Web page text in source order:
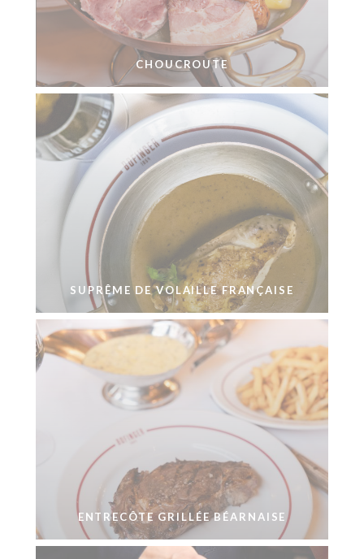
CHOUCROUTE
SUPRÊME DE VOLAILLE FRANÇAISE
ENTRECÔTE GRILLÉE BÉARNAISE